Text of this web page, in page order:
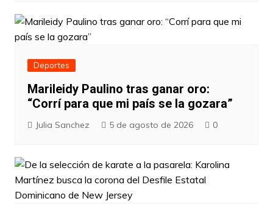
Deportes
Marileidy Paulino tras ganar oro:
“Corrí para que mi país se la gozara”
Julia Sanchez 5 de agosto de 2026 0